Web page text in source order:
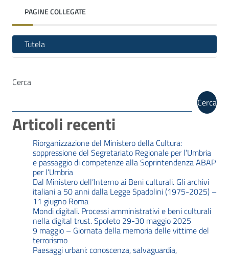
PAGINE COLLEGATE
Tutela
Cerca
Cerca
Articoli recenti
Riorganizzazione del Ministero della Cultura:
soppressione del Segretariato Regionale per l’Umbria
e passaggio di competenze alla Soprintendenza ABAP
per l’Umbria
Dal Ministero dell’Interno ai Beni culturali. Gli archivi
italiani a 50 anni dalla Legge Spadolini (1975-2025) –
11 giugno Roma
Mondi digitali. Processi amministrativi e beni culturali
nella digital trust. Spoleto 29-30 maggio 2025
9 maggio – Giornata della memoria delle vittime del
terrorismo
Paesaggi urbani: conoscenza, salvaguardia,